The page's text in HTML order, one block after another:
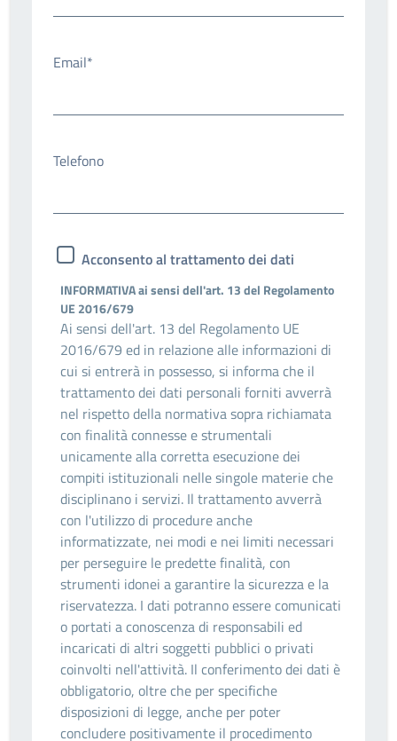
Email*
Telefono
Acconsento al trattamento dei dati
INFORMATIVA ai sensi dell'art. 13 del Regolamento
UE 2016/679
Ai sensi dell'art. 13 del Regolamento UE
2016/679 ed in relazione alle informazioni di
cui si entrerà in possesso, si informa che il
trattamento dei dati personali forniti avverrà
nel rispetto della normativa sopra richiamata
con finalità connesse e strumentali
unicamente alla corretta esecuzione dei
compiti istituzionali nelle singole materie che
disciplinano i servizi. Il trattamento avverrà
con l'utilizzo di procedure anche
informatizzate, nei modi e nei limiti necessari
per perseguire le predette finalità, con
strumenti idonei a garantire la sicurezza e la
riservatezza. I dati potranno essere comunicati
o portati a conoscenza di responsabili ed
incaricati di altri soggetti pubblici o privati
coinvolti nell'attività. Il conferimento dei dati è
obbligatorio, oltre che per specifiche
disposizioni di legge, anche per poter
concludere positivamente il procedimento